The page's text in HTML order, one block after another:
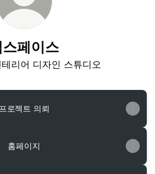
스페이스
리어 디자인 스튜디오
프로젝트 의뢰
홈페이지